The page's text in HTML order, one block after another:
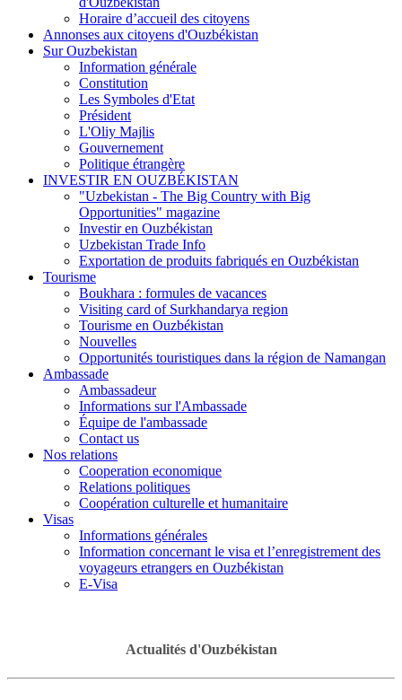
Horaire d’accueil des citoyens
Annonses aux citoyens d'Ouzbékistan
Sur Ouzbekistan
Information générale
Constitution
Les Symboles d'Etat
Président
L'Oliy Majlis
Gouvernement
Politique étrangère
INVESTIR EN OUZBÉKISTAN
"Uzbekistan - The Big Country with Big
Opportunities" magazine
Investir en Ouzbékistan
Uzbekistan Trade Info
Exportation de produits fabriqués en Ouzbékistan
Tourisme
Boukhara : formules de vacances
Visiting card of Surkhandarya region
Tourisme en Ouzbékistan
Nouvelles
Opportunités touristiques dans la région de Namangan
Ambassade
Ambassadeur
Informations sur l'Ambassade
Équipe de l'ambassade
Contact us
Nos relations
Cooperation economique
Relations politiques
Coopération culturelle et humanitaire
Visas
Informations générales
Information concernant le visa et l’enregistrement des
voyageurs etrangers en Ouzbékistan
E-Visa
Actualités d'Ouzbékistan